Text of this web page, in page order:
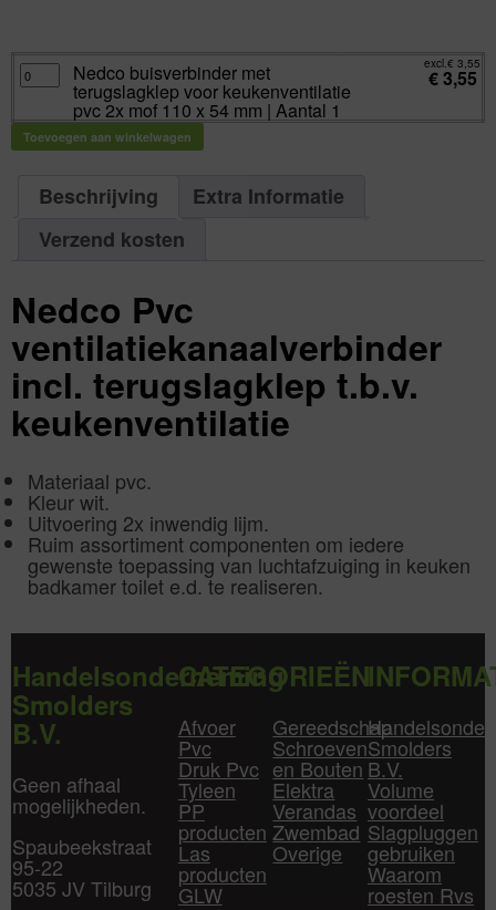
Nedco
buisverbinder
met
terugslagklep
keukenventilatie
pvc
2x
Aantal
Nedco buisverbinder met
terugslagklep voor keukenventilatie
pvc 2x mof 110 x 54 mm | Aantal 1
excl.€ 3,55
€3,55
Toevoegen aan winkelwagen
Beschrijving
Extra Informatie
Verzend kosten
Nedco Pvc
ventilatiekanaalverbinder
incl. terugslagklep t.b.v.
keukenventilatie
Materiaal pvc.
Kleur wit.
Uitvoering 2x inwendig lijm.
Ruim assortiment componenten om iedere
gewenste toepassing van luchtafzuiging in keuken
badkamer toilet e.d. te realiseren.
Handelsonderneming
Smolders
B.V.
Geen afhaal
mogelijkheden.
Spaubeekstraat
95-22
5035 JV Tilburg
CATEGORIEËN
Afvoer
Pvc
Druk Pvc
Tyleen
PP
producten
Las
producten
GLW
Gereedschap
Schroeven
en Bouten
Elektra
Verandas
Zwembad
Overige
Smolders
B.V.
Volume
voordeel
Slagpluggen
gebruiken
Waarom
roesten Rvs